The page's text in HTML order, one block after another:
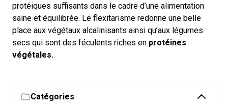
protéiques suffisants dans le cadre d’une alimentation
saine et équilibrée. Le flexitarisme redonne une belle
place aux végétaux alcalinisants ainsi qu’aux légumes
secs qui sont des féculents riches en protéines
végétales.
Catégories